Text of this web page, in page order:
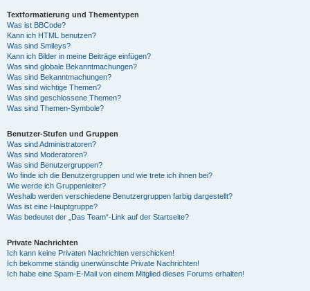
Textformatierung und Thementypen
Was ist BBCode?
Kann ich HTML benutzen?
Was sind Smileys?
Kann ich Bilder in meine Beiträge einfügen?
Was sind globale Bekanntmachungen?
Was sind Bekanntmachungen?
Was sind wichtige Themen?
Was sind geschlossene Themen?
Was sind Themen-Symbole?
Benutzer-Stufen und Gruppen
Was sind Administratoren?
Was sind Moderatoren?
Was sind Benutzergruppen?
Wo finde ich die Benutzergruppen und wie trete ich ihnen bei?
Wie werde ich Gruppenleiter?
Weshalb werden verschiedene Benutzergruppen farbig dargestellt?
Was ist eine Hauptgruppe?
Was bedeutet der „Das Team“-Link auf der Startseite?
Private Nachrichten
Ich kann keine Privaten Nachrichten verschicken!
Ich bekomme ständig unerwünschte Private Nachrichten!
Ich habe eine Spam-E-Mail von einem Mitglied dieses Forums erhalten!